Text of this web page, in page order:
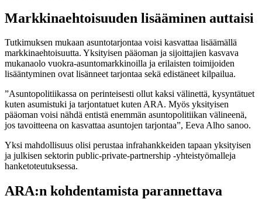
Markkinaehtoisuuden lisääminen auttaisi
Tutkimuksen mukaan asuntotarjontaa voisi kasvattaa lisäämällä
markkinaehtoisuutta. Yksityisen pääoman ja sijoittajien kasvava
mukanaolo vuokra-asuntomarkkinoilla ja erilaisten toimijoiden
lisääntyminen ovat lisänneet tarjontaa sekä edistäneet kilpailua.
”Asuntopolitiikassa on perinteisesti ollut kaksi välinettä, kysyntätuet
kuten asumistuki ja tarjontatuet kuten ARA. Myös yksityisen
pääoman voisi nähdä entistä enemmän asuntopolitiikan välineenä,
jos tavoitteena on kasvattaa asuntojen tarjontaa”, Eeva Alho sanoo.
Yksi mahdollisuus olisi perustaa infrahankkeiden tapaan yksityisen
ja julkisen sektorin public-private-partnership -yhteistyömalleja
hanketoteutuksessa.
ARA:n kohdentamista parannettava